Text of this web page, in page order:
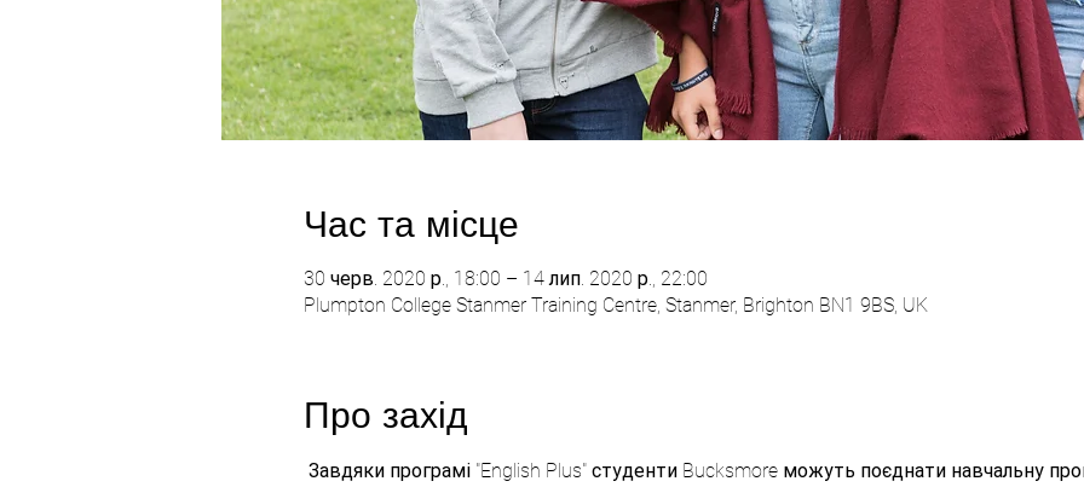
Час та місце
30 черв. 2020 р., 18:00 – 14 лип. 2020 р., 22:00
Plumpton College Stanmer Training Centre, Stanmer, Brighton BN1 9BS, UK
Про захід
Завдяки програмі "English Plus" студенти Bucksmore можуть поєднати навчальну